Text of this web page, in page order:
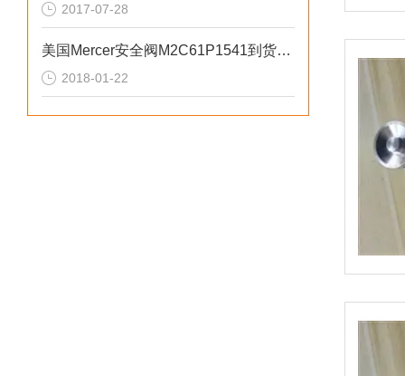
2017-07-28
美国Mercer安全阀M2C61P1541到货上海富肯价格
2018-01-22